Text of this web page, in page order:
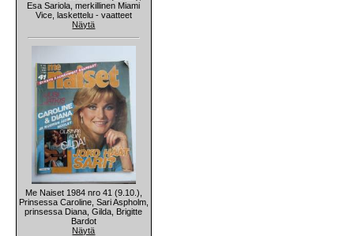
Esa Sariola, merkillinen Miami
Vice, laskettelu - vaatteet
Näytä
Me Naiset 1984 nro 41 (9.10.),
Prinsessa Caroline, Sari Aspholm,
prinsessa Diana, Gilda, Brigitte
Bardot
Näytä